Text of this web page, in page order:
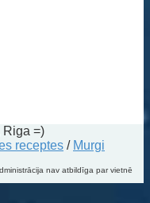
Riga =)
receptes / Murgi
nav atbildīga par vietnē